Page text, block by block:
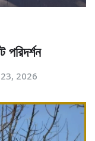
পরিদর্শন
2026